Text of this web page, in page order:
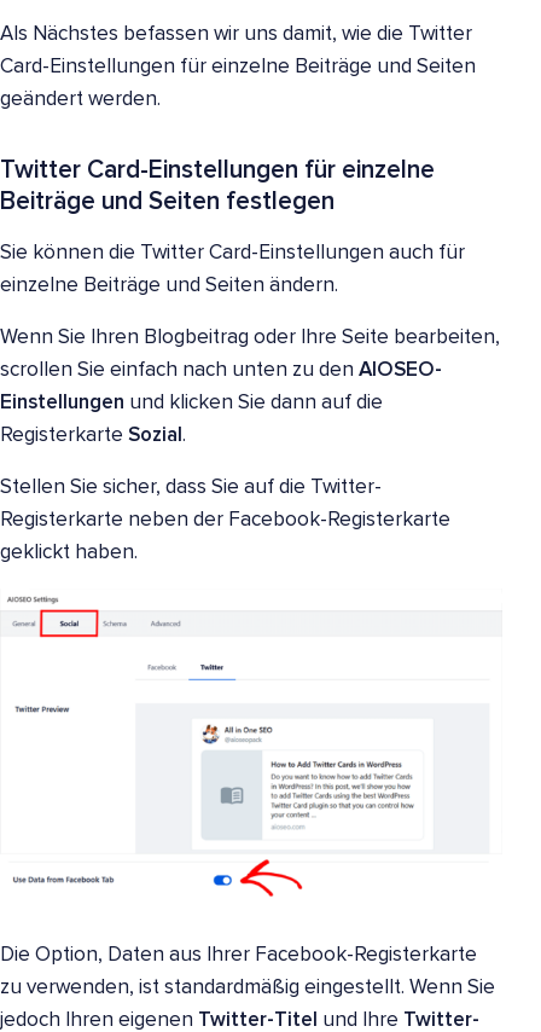
Als Nächstes befassen wir uns damit, wie die Twitter
Card-Einstellungen für einzelne Beiträge und Seiten
geändert werden.
Twitter Card-Einstellungen für einzelne
Beiträge und Seiten festlegen
Sie können die Twitter Card-Einstellungen auch für
einzelne Beiträge und Seiten ändern.
Wenn Sie Ihren Blogbeitrag oder Ihre Seite bearbeiten,
scrollen Sie einfach nach unten zu den AIOSEO-
Einstellungen und klicken Sie dann auf die
Registerkarte Sozial .
Stellen Sie sicher, dass Sie auf die Twitter-
Registerkarte neben der Facebook-Registerkarte
geklickt haben.
Die Option, Daten aus Ihrer Facebook-Registerkarte
zu verwenden, ist standardmäßig eingestellt. Wenn Sie
jedoch Ihren eigenen Twitter-Titel und Ihre Twitter-